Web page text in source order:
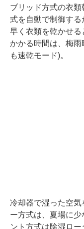
ブリッド方式の衣
式を自動で制御す
早く衣類を乾かせ
かかる時間は、梅
も速乾モード)。
冷却器で湿った空
ー方式は、夏場に
ント方式は除湿ロ